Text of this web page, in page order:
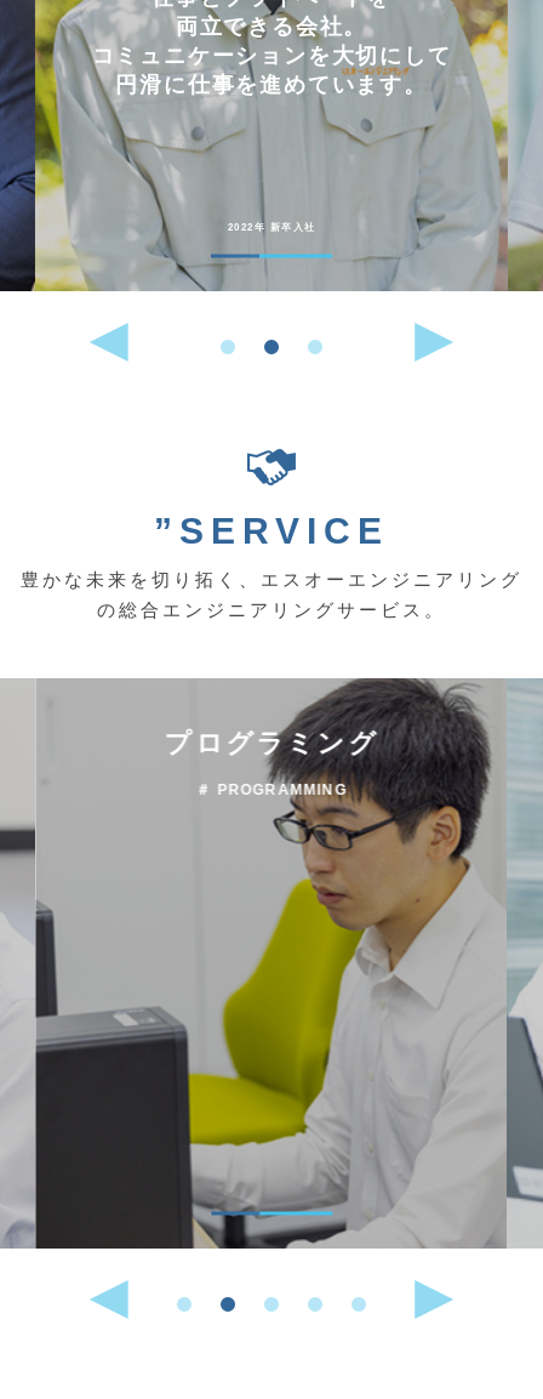
両立できる会社。
コミュニケーションを大切にして
円滑に仕事を進めています。
2022年 新卒入社
”SERVICE
豊かな未来を切り拓く、エスオーエンジニアリング
の総合エンジニアリングサービス。
プログラミング
＃ PROGRAMMING